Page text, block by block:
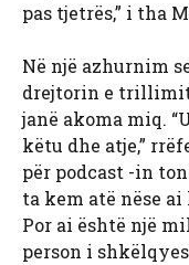
pas tjetrës,” i tha
Në një azhurnim
drejtorin e trillimit
janë akoma miq.
këtu dhe atje,”
për podcast -in
ta kem atë nëse ai
Por ai është një
person i